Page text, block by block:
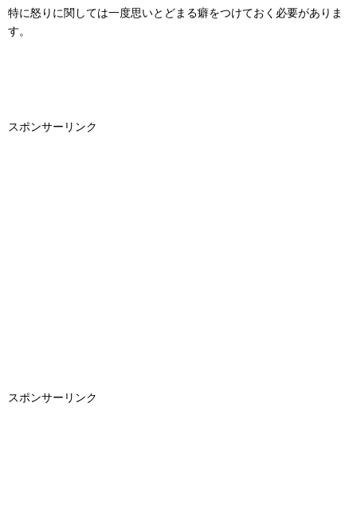
特に怒りに関しては一度思いとどまる癖をつけておく必要がありま
す。
スポンサーリンク
スポンサーリンク